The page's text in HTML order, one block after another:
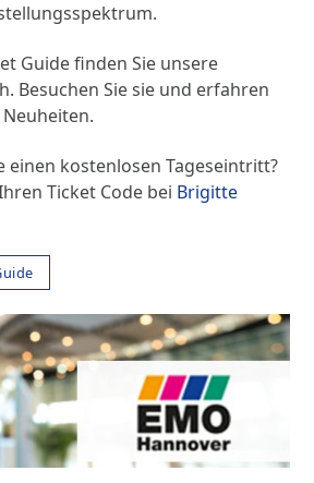
Guide finden Sie unsere
Besuchen Sie sie und erfahren
einen kostenlosen Tageseintritt?
Ticket Code bei Brigitte